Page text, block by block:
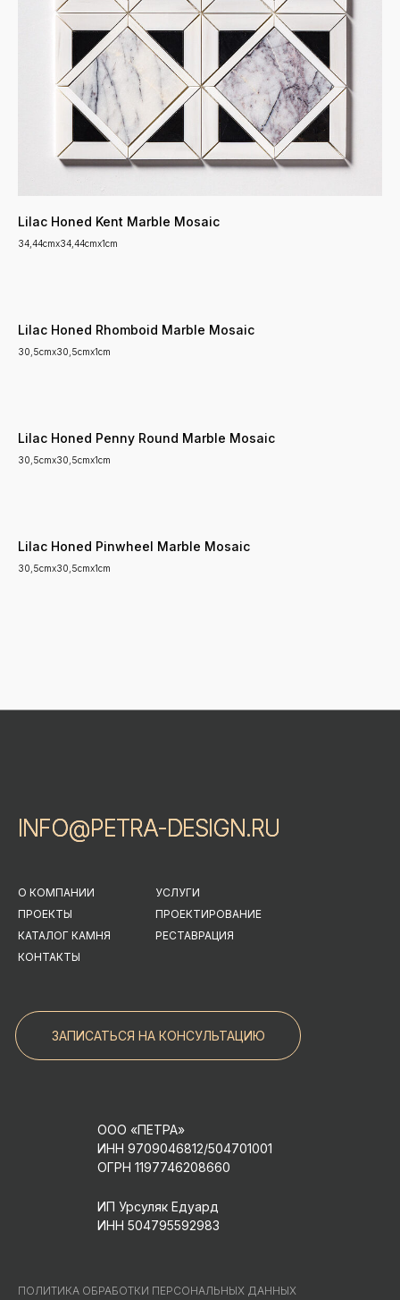
Lilac Honed Kent Marble Mosaic
34,44cmx34,44cmx1cm
Lilac Honed Rhomboid Marble Mosaic
30,5cmx30,5cmx1cm
Lilac Honed Penny Round Marble Mosaic
30,5cmx30,5cmx1cm
Lilac Honed Pinwheel Marble Mosaic
30,5cmx30,5cmx1cm
ПОЛИТИКА ОБРАБОТКИ ПЕРСОНАЛЬНЫХ ДАННЫХ
INFO@PETRA-DESIGN.RU
INFO@PETRA-DESIGN.RU
ЗАПИСАТЬСЯ НА КОНСУЛЬТАЦИЮ
РЕСТАВРАЦИЯ
ПРОЕКТИРОВАНИЕ
КАТАЛОГ КАМНЯ
КОНТАКТЫ
ПРОЕКТЫ
УСЛУГИ
О КОМПАНИИ
ООО «ПЕТРА»
ИНН 9709046812/504701001
ОГРН 1197746208660
ИП Урсуляк Едуард
ИНН 504795592983